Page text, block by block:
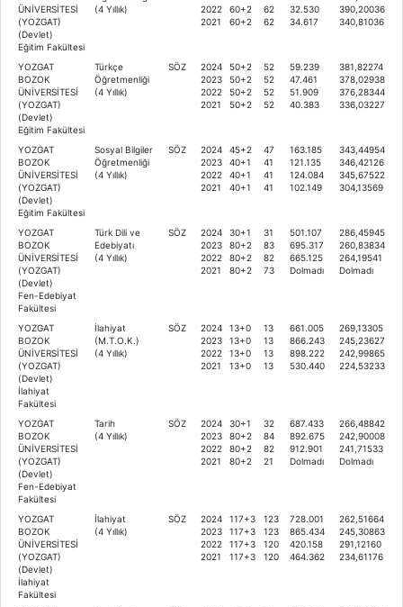
ÜNİVERSİTESİ
(YOZGAT)
(Devlet)
Eğitim Fakültesi
(4 Yıllık)
2022
2021
60+2
60+2
62
62
32.530
34.617
390,20036
340,81036
YOZGAT
BOZOK
ÜNİVERSİTESİ
(YOZGAT)
(Devlet)
Eğitim Fakültesi
Türkçe
Öğretmenliği
(4 Yıllık)
SÖZ
2024
2023
2022
2021
50+2
50+2
50+2
50+2
52
52
52
52
59.239
47.461
51.909
40.383
381,82274
378,02938
376,28344
336,03227
YOZGAT
BOZOK
ÜNİVERSİTESİ
(YOZGAT)
(Devlet)
Eğitim Fakültesi
Sosyal Bilgiler
Öğretmenliği
(4 Yıllık)
SÖZ
2024
2023
2022
2021
45+2
40+1
40+1
40+1
47
41
41
41
163.185
121.135
124.084
102.149
343,44954
346,42126
345,67522
304,13569
YOZGAT
BOZOK
ÜNİVERSİTESİ
(YOZGAT)
(Devlet)
Fen-Edebiyat
Fakültesi
Türk Dili ve
Edebiyatı
(4 Yıllık)
SÖZ
2024
2023
2022
2021
30+1
80+2
80+2
80+2
31
83
82
73
501.107
695.317
665.125
Dolmadı
286,45945
260,83834
264,19541
Dolmadı
YOZGAT
BOZOK
ÜNİVERSİTESİ
(YOZGAT)
(Devlet)
İlahiyat
Fakültesi
İlahiyat
(M.T.O.K.)
(4 Yıllık)
SÖZ
2024
2023
2022
2021
13+0
13+0
13+0
13+0
13
13
13
13
661.005
866.243
898.222
530.440
269,13305
245,23627
242,99865
224,53233
YOZGAT
BOZOK
ÜNİVERSİTESİ
(YOZGAT)
(Devlet)
Fen-Edebiyat
Fakültesi
Tarih
(4 Yıllık)
SÖZ
2024
2023
2022
2021
30+1
80+2
80+2
80+2
32
84
82
21
687.433
892.675
912.901
Dolmadı
266,48842
242,90008
241,71533
Dolmadı
YOZGAT
BOZOK
ÜNİVERSİTESİ
(YOZGAT)
(Devlet)
İlahiyat
Fakültesi
İlahiyat
(4 Yıllık)
SÖZ
2024
2023
2022
2021
117+3
117+3
117+3
117+3
123
123
120
120
728.001
865.434
420.158
464.362
262,51664
245,30863
291,12160
234,61176